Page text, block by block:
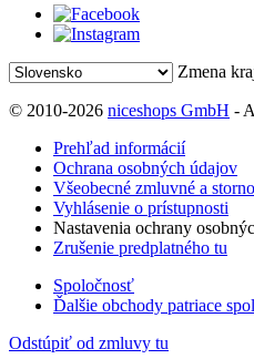
Zmena
© 2010-2026 niceshops GmbH -
Prehľad informácií
Ochrana osobných údajov
Všeobecné zmluvné a
Vyhlásenie o prístupnosti
Nastavenia ochrany
Zrušenie predplatného tu
Spoločnosť
Ďalšie obchody patriace
Odstúpiť od zmluvy tu